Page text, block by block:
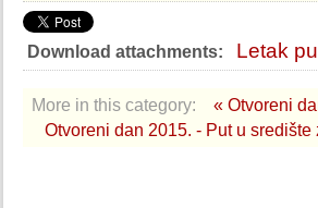
Download attachments: Letak
More in this category:
« Otvoreni
Otvoreni dan 2015. - Put u središte